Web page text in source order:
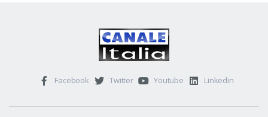
Facebook Twitter Youtube Linkedin